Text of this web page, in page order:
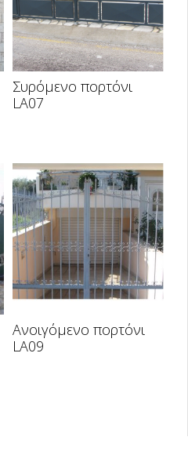
Συρόμενο πορτόνι
LA07
Ανοιγόμενο πορτόνι
LA09